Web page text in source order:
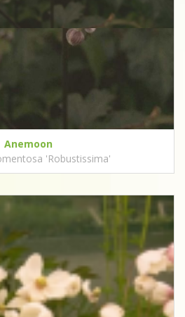
Anemoon
'Robustissima'